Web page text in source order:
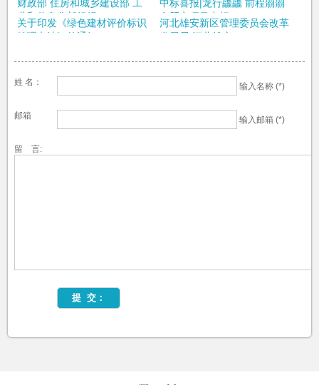
财政部 住房和城乡建设部 工
业和信息化部组织...
中标喜报|龙行龘龘 前程朤朤
合肥市项目中标！
关于印发《绿色建材评价标识
管理办法》的通知
河北雄安新区管理委员会改革
发展局 河北雄安...
姓 名： 输入名称 (*)
邮箱 输入邮箱 (*)
留 言: